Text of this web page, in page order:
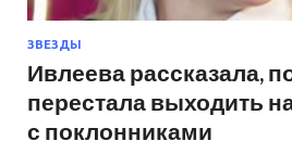
ЗВЕЗДЫ
Ивлеева рассказала,
перестала выходить
с поклонниками